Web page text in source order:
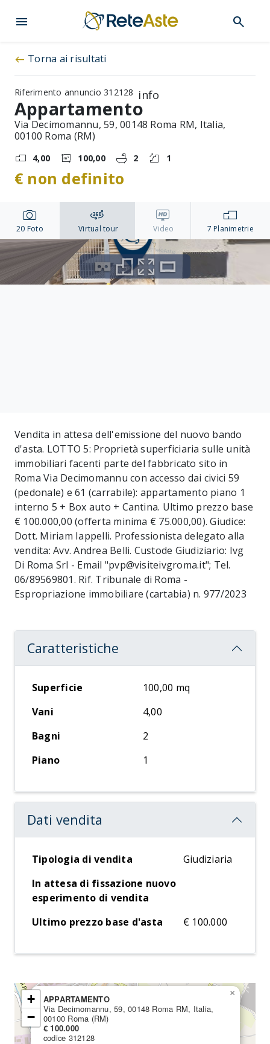
menu search
west Torna ai risultati
Riferimento annuncio 312128 info
Appartamento
Via Decimomannu, 59, 00148 Roma RM, Italia,
00100 Roma (RM)
4,00 100,00 2 1
€ non definito
20 Foto Virtual tour Video 7 Planimetrie
Vendita in attesa dell'emissione del nuovo bando
d'asta. LOTTO 5: Proprietà superficiaria sulle unità
immobiliari facenti parte del fabbricato sito in
Roma Via Decimomannu con accesso dai civici 59
(pedonale) e 61 (carrabile): appartamento piano 1
interno 5 + Box auto + Cantina. Ultimo prezzo base
€ 100.000,00 (offerta minima € 75.000,00). Giudice:
Dott. Miriam Iappelli. Professionista delegato alla
vendita: Avv. Andrea Belli. Custode Giudiziario: Ivg
Di Roma Srl - Email "pvp@visiteivgroma.it"; Tel.
06/89569801. Rif. Tribunale di Roma -
Espropriazione immobiliare (cartabia) n. 977/2023
Caratteristiche
Superficie
100,00 mq
Vani
4,00
Bagni
2
Piano
1
Dati vendita
Tipologia di vendita
Giudiziaria
In attesa di fissazione nuovo
esperimento di vendita
Ultimo prezzo base d'asta
€ 100.000
APPARTAMENTO
Via Decimomannu, 59, 00148 Roma RM, Italia,
00100 Roma (RM)
€ 100.000
codice 312128
×
+
−